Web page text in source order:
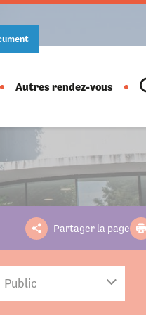
Location de
Action
Informations
Horaires
Autres rendez-vous
Salon des
Fête de la
Partager la page
Public